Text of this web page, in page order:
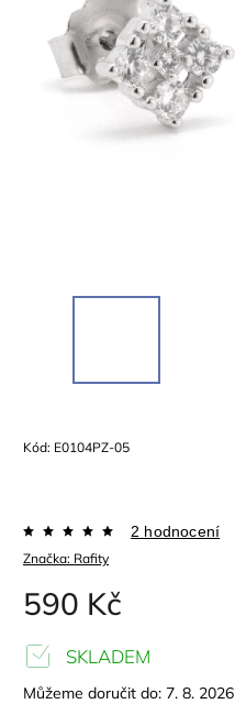
Kód: E0104PZ-05
Značka: Rafity
2 hodnocení
590 Kč
SKLADEM
Můžeme doručit do: 7. 8. 2026